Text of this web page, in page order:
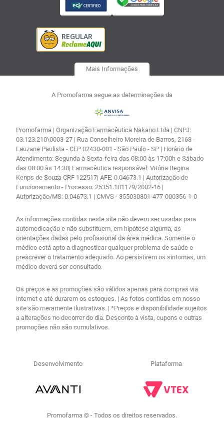
Mais Informações
A Promofarma segue as determinações da
Promofarma | Organização Farmacêutica Nakano Ltda | CNPJ:
03.123.210\0003-27 | Rua Conselheiro Moreira de Barros, 2168 -
Lauzane Paulista - CEP 02430-001 - São Paulo - SP | Horário de
Atendimento: Segunda à Sexta-feira das 08:00 às 17:00h e Sábado
das 08:00 às 14:30| Farmacêutica responsável: Vitória Regina
Kenps de Souza CRF 122517| AFE: 0.04673.1 | Autorização de
Funcionamento - Processo: 25351.181179/2002-16 |
Autorização/MS: 0.04673.1 | CMVS - 355030801-477-000356-1-0
As informações contidas neste site não devem ser usadas para
automedicação e não substituem, em hipótese alguma, as
orientações dadas pelo profissional da área médica. Somente o
médico está apto a diagnosticar qualquer problema de saúde e
prescrever o tratamento adequado. Ao persistirem os sintomas, um
médico deverá ser consultado.
Os preços e as promoções são válidos apenas para compras via
internet e até durarem os estoques. | As fotos contidas em nosso
site são meramente ilustrativas. | *Preços e disponibilidade sujeitos
a alterações no decorrer do dia. Desconto à vista, cupons e outras
promoções não são cumulativos.
Desenvolvimento Plataforma
Promofarma © - Todos os direitos reservados.